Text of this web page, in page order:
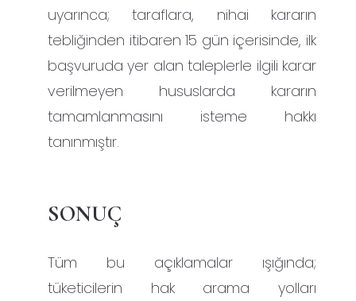
uyarınca; taraflara, nihai kararın
tebliğinden itibaren 15 gün içerisinde, ilk
başvuruda yer alan taleplerle ilgili karar
verilmeyen hususlarda kararın
tamamlanmasını isteme hakkı
tanınmıştır.
SONUÇ
Tüm bu açıklamalar ışığında;
tüketicilerin hak arama yolları